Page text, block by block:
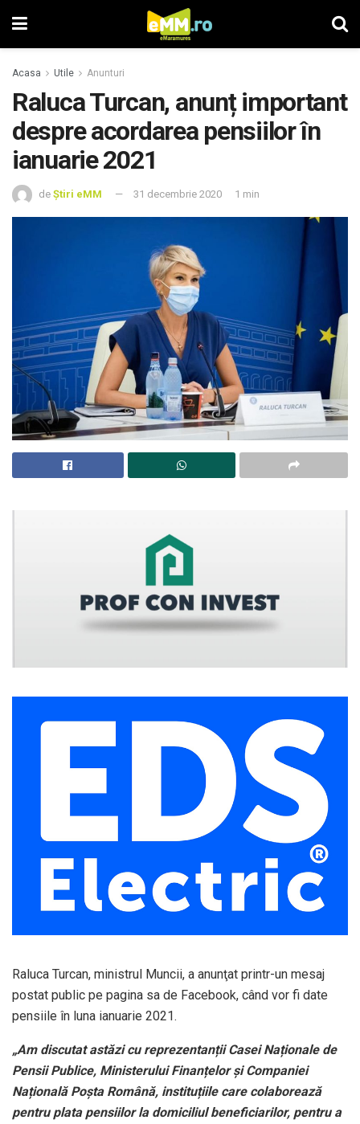
Acasa Utile Anunturi
Raluca Turcan, anunț important
despre acordarea pensiilor în
ianuarie 2021
de Știri eMM 31 decembrie 2020 1 min
Raluca Turcan, ministrul Muncii, a anunţat printr-un mesaj
postat public pe pagina sa de Facebook, când vor fi date
pensiile în luna ianuarie 2021.
„Am discutat astăzi cu reprezentanții Casei Naționale de
Pensii Publice, Ministerului Finanțelor și Companiei
Națională Poșta Română, instituțiile care colaborează
pentru plata pensiilor la domiciliul beneficiarilor, pentru a